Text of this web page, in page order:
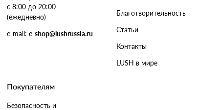
с 8:00 до 20:00
(ежедневно)
e-mail: e-shop@lushrussia.ru
Благотворительность
Статьи
Контакты
LUSH в мире
Покупателям
Безопасность и